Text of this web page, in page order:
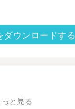
ダウンロードする
っと見る